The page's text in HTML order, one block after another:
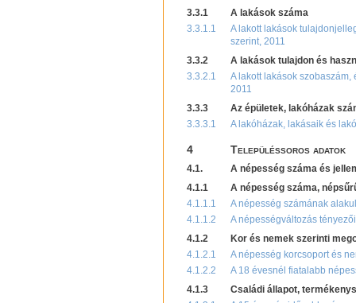
3.3.1
A lakások száma
3.3.1.1
A lakott lakások
szerint, 2011
3.3.2
A lakások tulajdon és
3.3.2.1
A lakott lakások
2011
3.3.3
Az épületek, lakóházak
3.3.3.1
A lakóházak, lakásaik és
4 Településsoros adatok
4.1.
A népesség száma és
4.1.1
A népesség száma,
4.1.1.1
A népesség számának
4.1.1.2
A népességváltozás tényezői
4.1.2
Kor és nemek szerinti
4.1.2.1
A népesség korcsoport és
4.1.2.2
A 18 évesnél fiatalabb
4.1.3
Családi állapot,